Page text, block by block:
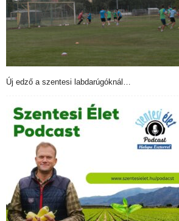
Új edző a szentesi labdarúgóknál…